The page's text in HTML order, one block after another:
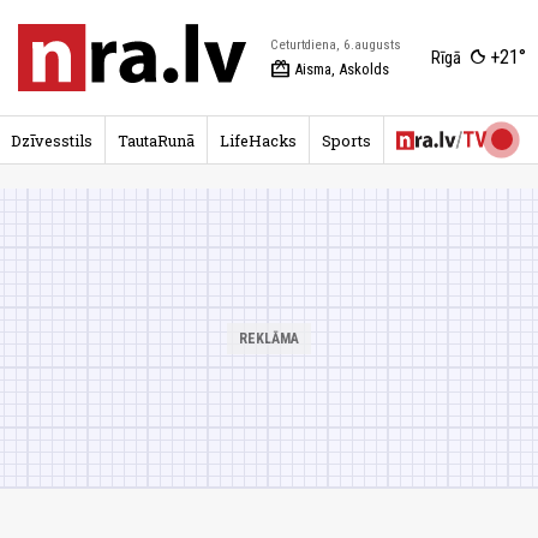
Ceturtdiena, 6.augusts
redeem Aisma, Askolds
Rīgā +21°
Dzīvesstils TautaRunā LifeHacks Sports